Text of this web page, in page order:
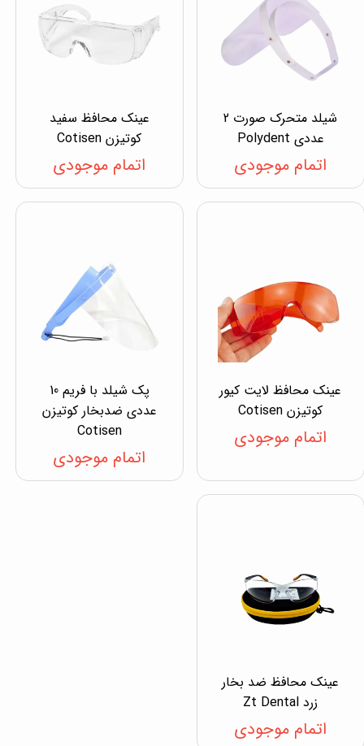
شیلد متحرک صورت 2
عددی Polydent
اتمام موجودی
عینک محافظ سفید
کوتیزن Cotisen
اتمام موجودی
عینک محافظ لایت کیور
کوتیزن Cotisen
اتمام موجودی
پک شیلد با فریم 10
عددی ضدبخار کوتیزن
Cotisen
اتمام موجودی
عینک محافظ ضد بخار
زرد Zt Dental
اتمام موجودی